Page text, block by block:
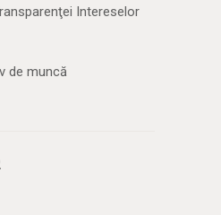
Intereselor
de muncă